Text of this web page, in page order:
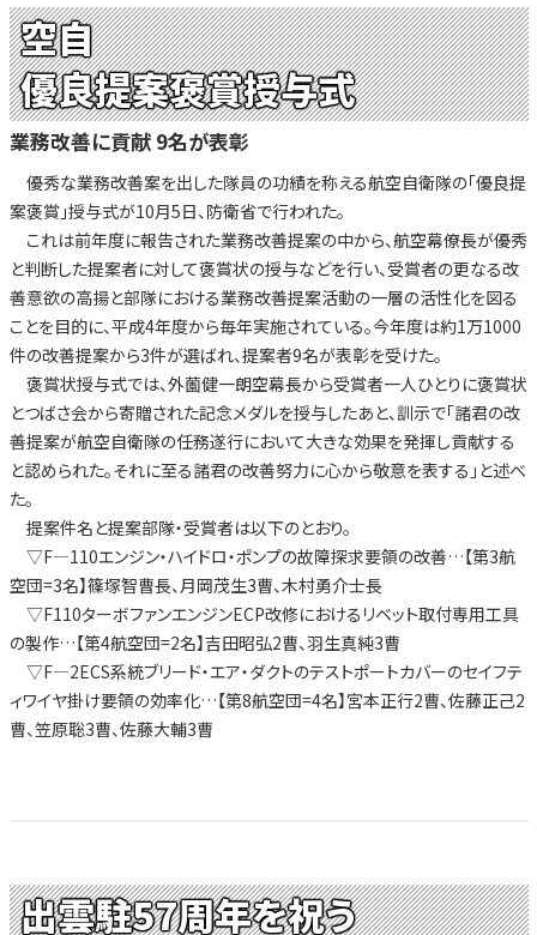
空自
優良提案褒賞授与式
業務改善に貢献 9名が表彰
優秀な業務改善案を出した隊員の功績を称える航空自衛隊の「優良提
案褒賞」授与式が10月5日、防衛省で行われた。
これは前年度に報告された業務改善提案の中から、航空幕僚長が優秀
と判断した提案者に対して褒賞状の授与などを行い、受賞者の更なる改
善意欲の高揚と部隊における業務改善提案活動の一層の活性化を図る
ことを目的に、平成4年度から毎年実施されている。今年度は約1万1000
件の改善提案から3件が選ばれ、提案者9名が表彰を受けた。
褒賞状授与式では、外薗健一朗空幕長から受賞者一人ひとりに褒賞状
とつばさ会から寄贈された記念メダルを授与したあと、訓示で「諸君の改
善提案が航空自衛隊の任務遂行において大きな効果を発揮し貢献する
と認められた。それに至る諸君の改善努力に心から敬意を表する」と述べ
た。
提案件名と提案部隊・受賞者は以下のとおり。
▽F―110エンジン・ハイドロ・ポンプの故障探求要領の改善…【第3航
空団=3名】篠塚智曹長、月岡茂生3曹、木村勇介士長
▽F110ターボファンエンジンECP改修におけるリベット取付専用工具
の製作…【第4航空団=2名】吉田昭弘2曹、羽生真純3曹
▽F―2ECS系統ブリード・エア・ダクトのテストポートカバーのセイフテ
ィワイヤ掛け要領の効率化…【第8航空団=4名】宮本正行2曹、佐藤正己2
曹、笠原聡3曹、佐藤大輔3曹
出雲駐57周年を祝う